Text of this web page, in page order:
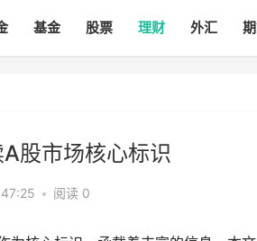
基金 股票 理财 外汇
股市场核心标识
• 阅读 0